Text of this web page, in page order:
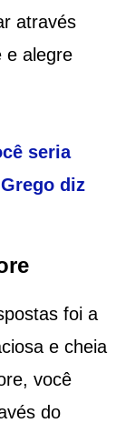
através
e alegre
seria
diz
foi a
e cheia
você
do